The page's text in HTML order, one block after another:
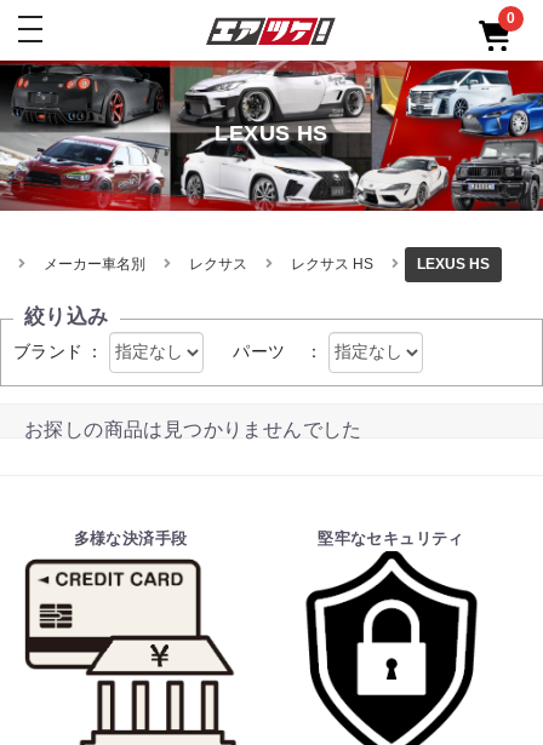
toggle
0
LEXUS HS
メーカー車名別 レクサス レクサス HS LEXUS HS
絞り込み
ブランド ： パーツ ：
お探しの商品は見つかりませんでした
多様な決済手段 堅牢なセキュリティ